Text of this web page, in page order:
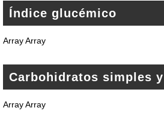
Índice glucémico
Array Array
Carbohidratos simples
Array Array